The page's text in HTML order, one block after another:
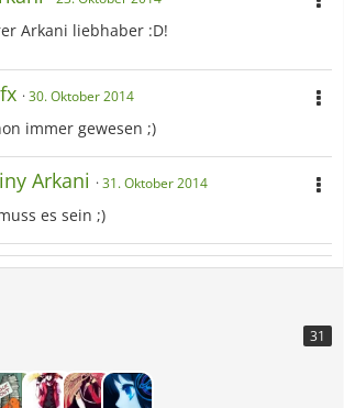
Arkani liebhaber :D!
30. Oktober 2014
immer gewesen ;)
Arkani 31. Oktober 2014
es sein ;)
31